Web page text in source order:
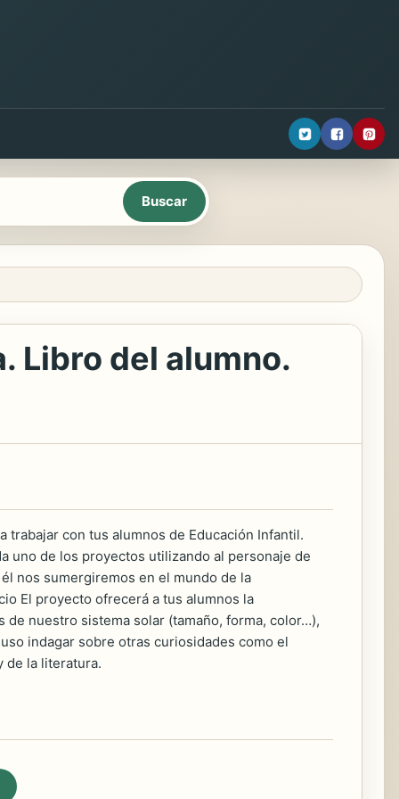
Libro del alumno.
con tus alumnos de Educación Infantil.
uno de los proyectos utilizando al personaje de
nos sumergiremos en el mundo de la
El proyecto ofrecerá a tus alumnos la
nuestro sistema solar (tamaño, forma, color…),
indagar sobre otras curiosidades como el
de la literatura.